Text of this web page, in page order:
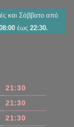
και Σάββατο από
έως 22:30.
21:30
21:30
21:30